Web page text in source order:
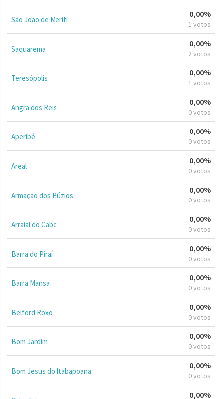
São João de Meriti
0,00%
1 votos
Saquarema
0,00%
2 votos
Teresópolis
0,00%
1 votos
Angra dos Reis
0,00%
0 votos
Aperibé
0,00%
0 votos
Areal
0,00%
0 votos
Armação dos Búzios
0,00%
0 votos
Arraial do Cabo
0,00%
0 votos
Barra do Piraí
0,00%
0 votos
Barra Mansa
0,00%
0 votos
Belford Roxo
0,00%
0 votos
Bom Jardim
0,00%
0 votos
Bom Jesus do Itabapoana
0,00%
0 votos
0,00%